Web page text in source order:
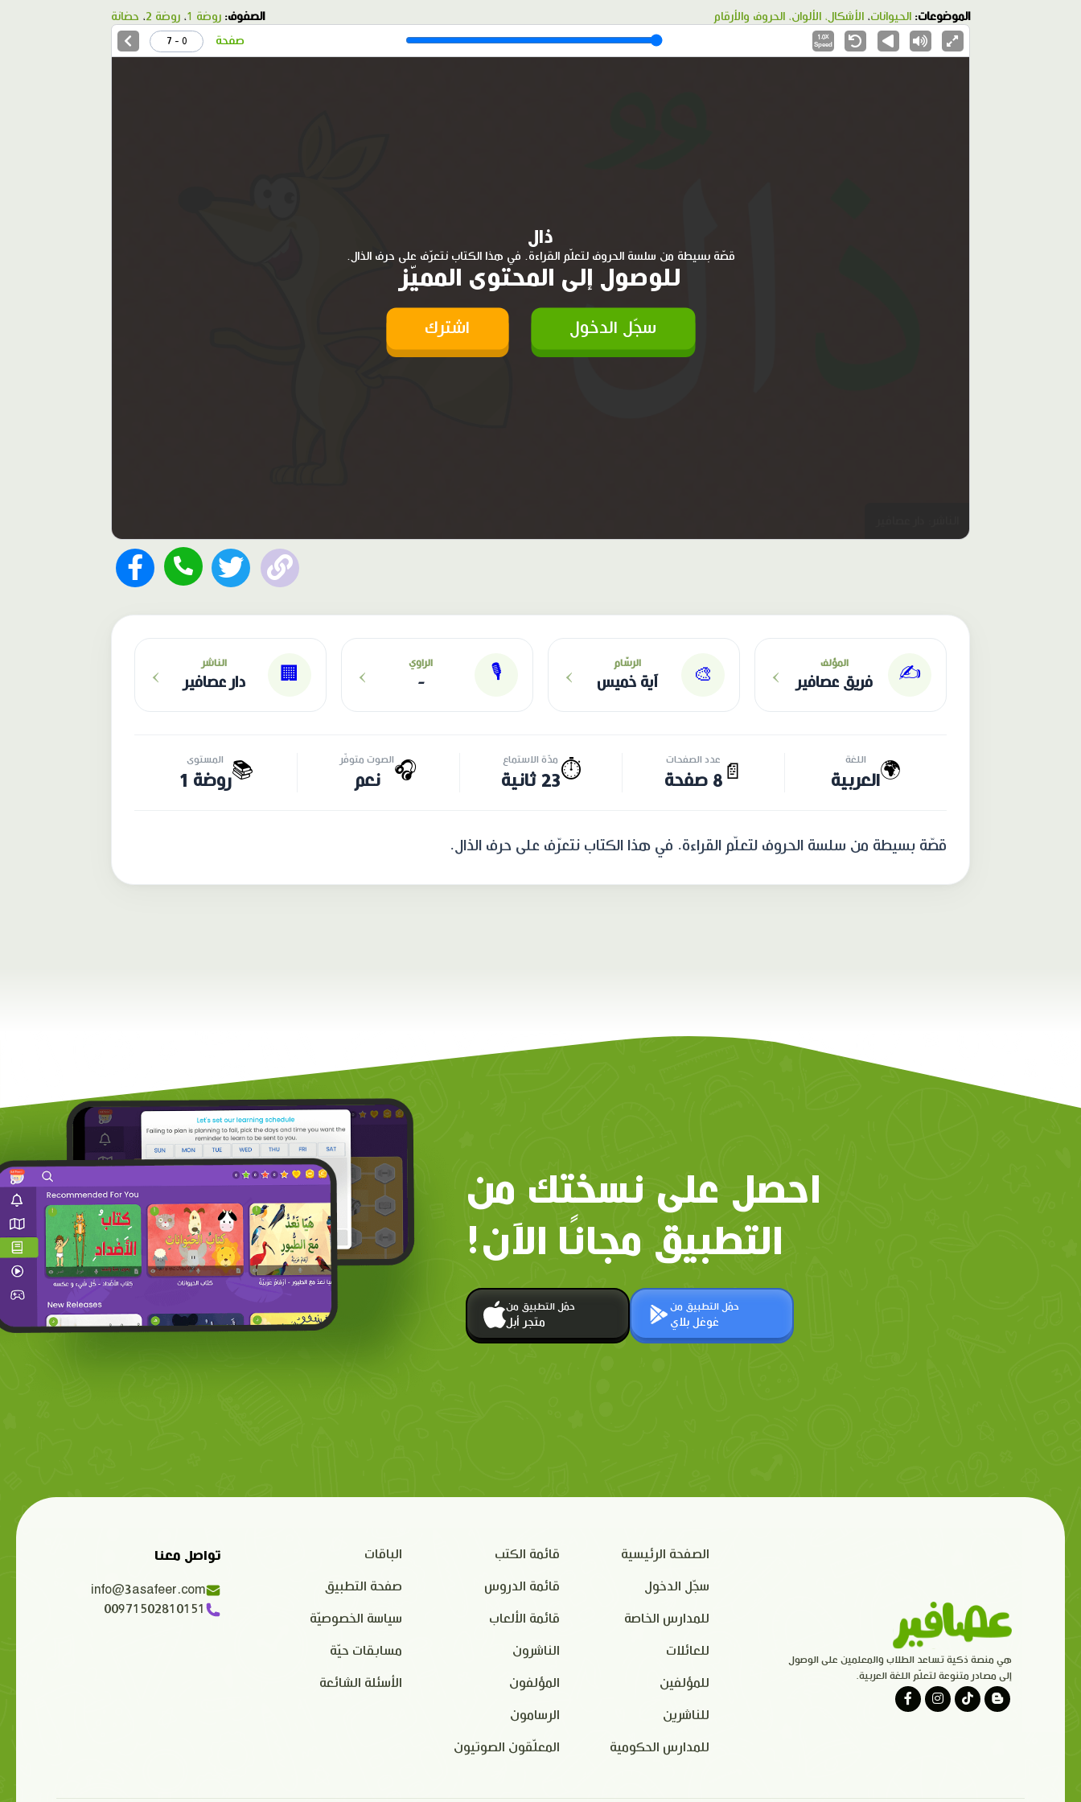
الموضوعات: الحيوانات، الأشكال، الألوان، الحروف والأرقام الصفوف: روضة 1 ، روضة 2 ، حضانة
1.0X
Speed
صفحة 0 - 7
ذال
قصّة بسيطة من سلسة الحروف لتعلّم القراءة. في هذا الكتاب نتعرّف على حرف الذال.
للوصول إلى المحتوى المميّز
سجّل الدخول اشترك
✍️ المؤلف
فريق عصافير ›
🎨
الرسّام
آية خميس ›
🎙 الراوي
-
›
🏢
الناشر
دار عصافير ›
🌍 اللغة
العربية 📄
عدد الصفحات
8 صفحة ⏱️ مدّة الاستماع
23 ثانية 🎧الصوت متوفّر
نعم 📚 المستوى
روضة 1
قصّة بسيطة من سلسة الحروف لتعلّم القراءة. في هذا الكتاب نتعرّف على حرف الذال.
احصل على نسختك من
التطبيق مجانًا الآن!
حمّل التطبيق من
متجر أبل
حمّل التطبيق من
غوغل بلاي
هي منصة ذكية تساعد الطلاب والمعلمين على الوصول
إلى مصادر متنوعة لتعلّم اللغة العربية.
الصفحة الرئيسية
سجّل الدخول
للمدارس الخاصة
للعائلات
للمؤلفين
للناشرين
للمدارس الحكومية
قائمة الكتب
قائمة الدروس
قائمة الألعاب
الناشرون
المؤلفون
الرسامون
المعلّقون الصوتيون
الباقات
صفحة التطبيق
سياسة الخصوصيّة
مسابقات حيّة
الأسئلة الشائعة
تواصل معنا
info@3asafeer.com
00971502810151